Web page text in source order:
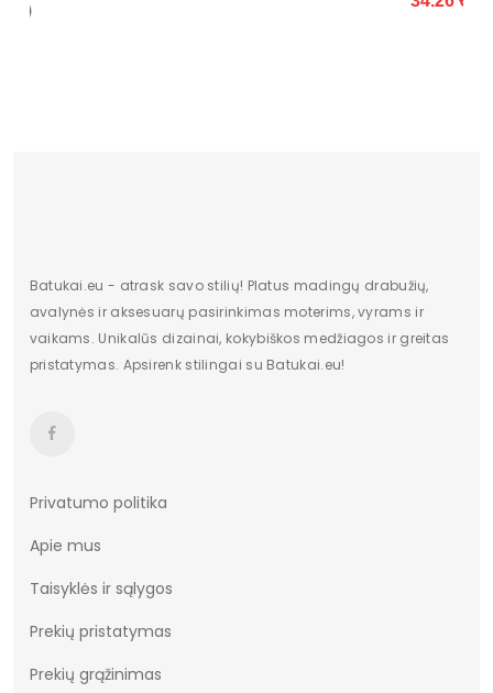
Kategorija Moterims
Valdiklis -
Būklė Nauja
Batukai.eu - atrask savo stilių! Platus madingų drabužių,
avalynės ir aksesuarų pasirinkimas moterims, vyrams ir
vaikams. Unikalūs dizainai, kokybiškos medžiagos ir greitas
pristatymas. Apsirenk stilingai su Batukai.eu!
Privatumo politika
Apie mus
Taisyklės ir sąlygos
Prekių pristatymas
Prekių grąžinimas